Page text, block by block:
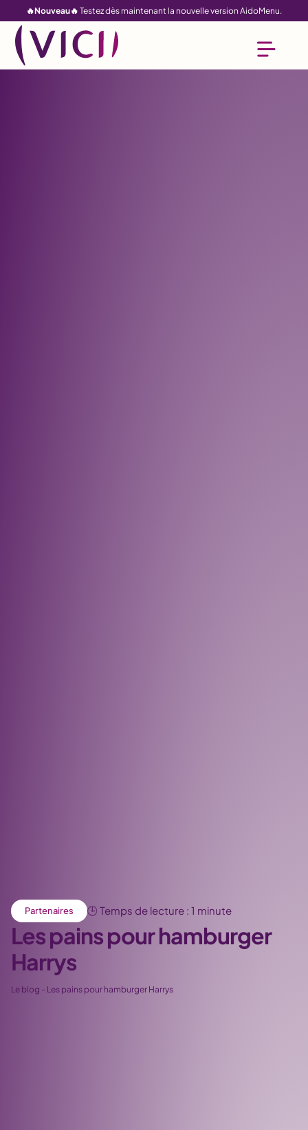
🔥Nouveau🔥 Testez dès maintenant la nouvelle version AidoMenu.
Partenaires 🕒 Temps de lecture : 1 minute
Les pains pour hamburger
Harrys
Le blog - Les pains pour hamburger Harrys